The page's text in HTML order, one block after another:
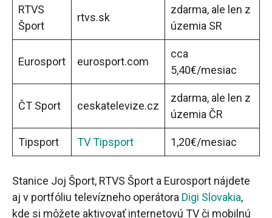
RTVS
Šport
rtvs.sk
zdarma, ale len z
územia SR
Eurosport eurosport.com
cca
5,40€/mesiac
ČT Sport ceskatelevize.cz
zdarma, ale len z
územia ČR
Tipsport TV Tipsport 1,20€/mesiac
Stanice Joj Šport, RTVS Šport a Eurosport nájdete
aj v portfóliu televízneho operátora Digi Slovakia,
kde si môžete aktivovať internetovú TV či mobilnú